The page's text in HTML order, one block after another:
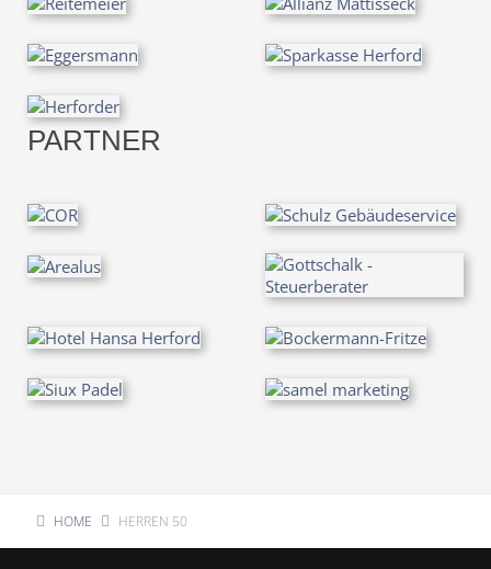
PARTNER
HOME HERREN 50